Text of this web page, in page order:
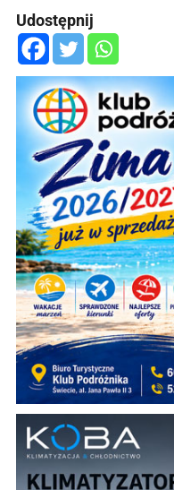
Udostępnij